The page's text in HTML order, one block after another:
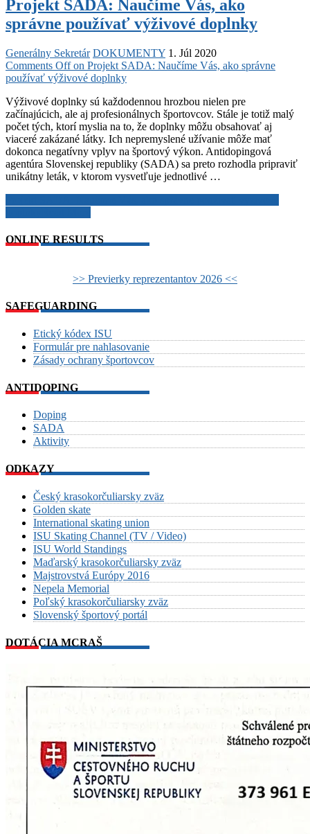
Projekt SADA: Naučíme Vás, ako
správne používať výživové doplnky
Generálny Sekretár DOKUMENTY 1. Júl 2020
Comments Offon Projekt SADA: Naučíme Vás, ako správne
používať výživové doplnky
Výživové doplnky sú každodennou hrozbou nielen pre
začínajúcich, ale aj profesionálnych športovcov. Stále je totiž malý
počet tých, ktorí myslia na to, že doplnky môžu obsahovať aj
viaceré zakázané látky. Ich nepremyslené užívanie môže mať
dokonca negatívny vplyv na športový výkon. Antidopingová
agentúra Slovenskej republiky (SADA) sa preto rozhodla pripraviť
unikátny leták, v ktorom vysvetľuje jednotlivé …
ONLINE RESULTS
>> Previerky reprezentantov 2026 <<
SAFEGUARDING
Etický kódex ISU
Formulár pre nahlasovanie
Zásady ochrany športovcov
ANTIDOPING
Doping
SADA
Aktivity
ODKAZY
Český krasokorčuliarsky zväz
Golden skate
International skating union
ISU Skating Channel (TV / Video)
ISU World Standings
Maďarský krasokorčuliarsky zväz
Majstrovstvá Európy 2016
Nepela Memorial
Poľský krasokorčuliarsky zväz
Slovenský športový portál
DOTÁCIA MCRAŠ